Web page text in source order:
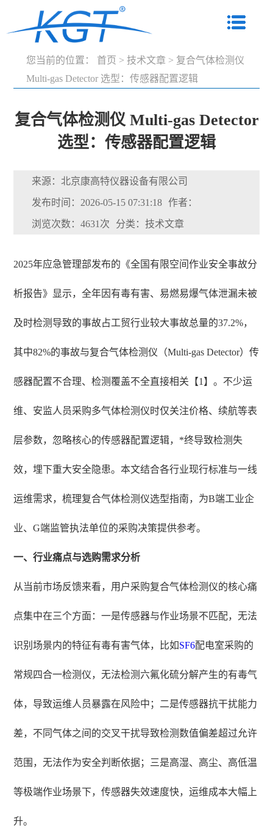
您当前的位置： 首页 > 技术文章 > 复合气体检测仪
Multi-gas Detector 选型：传感器配置逻辑
复合气体检测仪 Multi-gas Detector
选型：传感器配置逻辑
来源：北京康高特仪器设备有限公司
发布时间：2026-05-15 07:31:18 作者：
浏览次数：4631次 分类：技术文章
2025年应急管理部发布的《全国有限空间作业安全事故分
析报告》显示，全年因有毒有害、易燃易爆气体泄漏未被
及时检测导致的事故占工贸行业较大事故总量的37.2%，
其中82%的事故与复合气体检测仪（Multi-gas Detector）传
感器配置不合理、检测覆盖不全直接相关【1】。不少运
维、安监人员采购多气体检测仪时仅关注价格、续航等表
层参数，忽略核心的传感器配置逻辑，*终导致检测失
效，埋下重大安全隐患。本文结合各行业现行标准与一线
运维需求，梳理复合气体检测仪选型指南，为B端工业企
业、G端监管执法单位的采购决策提供参考。
一、行业痛点与选购需求分析
从当前市场反馈来看，用户采购复合气体检测仪的核心痛
点集中在三个方面：一是传感器与作业场景不匹配，无法
识别场景内的特征有毒有害气体，比如SF6配电室采购的
常规四合一检测仪，无法检测六氟化硫分解产生的有毒气
体，导致运维人员暴露在风险中；二是传感器抗干扰能力
差，不同气体之间的交叉干扰导致检测数值偏差超过允许
范围，无法作为安全判断依据；三是高湿、高尘、高低温
等极端作业场景下，传感器失效速度快，运维成本大幅上
升。